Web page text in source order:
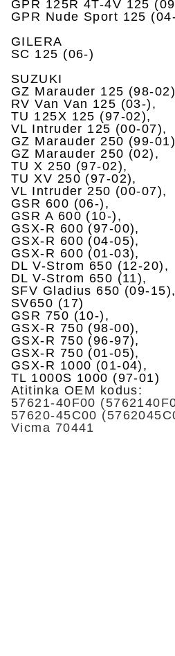
GPR 125R 4T-4V 125
GPR Nude Sport 125
GILERA
SC 125 (06-)
SUZUKI
GZ Marauder 125 (98-
RV Van Van 125 (03-),
TU 125X 125 (97-02),
VL Intruder 125 (00-07),
GZ Marauder 250 (99-
GZ Marauder 250 (02),
TU X 250 (97-02),
TU XV 250 (97-02),
VL Intruder 250 (00-07),
GSR 600 (06-),
GSR A 600 (10-),
GSX-R 600 (97-00),
GSX-R 600 (04-05),
GSX-R 600 (01-03),
DL V-Strom 650 (12-20),
DL V-Strom 650 (11),
SFV Gladius 650 (09-15),
SV650 (17)
GSR 750 (10-),
GSX-R 750 (98-00),
GSX-R 750 (96-97),
GSX-R 750 (01-05),
GSX-R 1000 (01-04),
TL 1000S 1000 (97-01)
Atitinka OEM kodus:
57621-40F00
57620-45C00
Vicma 70441